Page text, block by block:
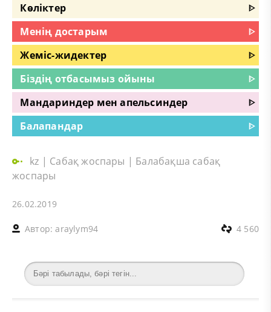
Көліктер
ᐈ
Менің достарым
ᐈ
Жеміс-жидектер
ᐈ
Біздің отбасымыз ойыны
ᐈ
Мандариндер мен апельсиндер
ᐈ
Балапандар
ᐈ
kz | Сабақ жоспары | Балабақша сабақ
жоспары
26.02.2019
Автор:araylym94 4 560